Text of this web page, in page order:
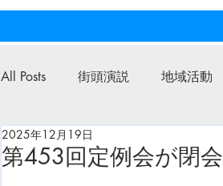
All Posts 街頭演説 地域活動
公明党
第453回定例会が閉会
2025年12月19日